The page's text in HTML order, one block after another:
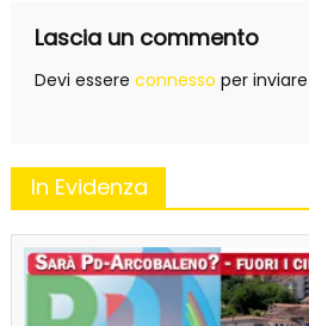
Lascia un commento
Devi essere connesso per
In Evidenza